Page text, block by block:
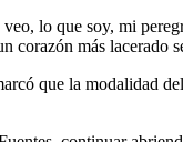
lo que soy, mi
corazón más lacerado
que la modalidad